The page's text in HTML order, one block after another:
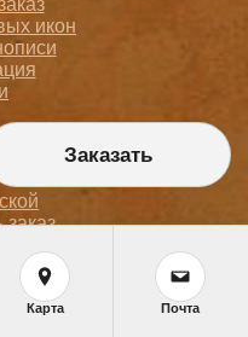
икон
заказ
данных
данных
Заказать
Карта Почта